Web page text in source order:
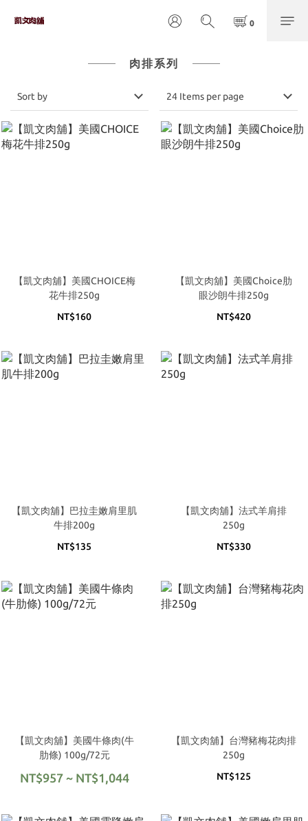
肉排系列
Sort by 24 Items per page
【凱文肉舖】美國CHOICE梅
花牛排250g
NT$160
【凱文肉舖】美國Choice肋
眼沙朗牛排250g
NT$420
【凱文肉舖】巴拉圭嫩肩里肌
牛排200g
NT$135
【凱文肉舖】法式羊肩排
250g
NT$330
【凱文肉舖】美國牛條肉(牛
肋條) 100g/72元
NT$957 ~ NT$1,044
【凱文肉舖】台灣豬梅花肉排
250g
NT$125